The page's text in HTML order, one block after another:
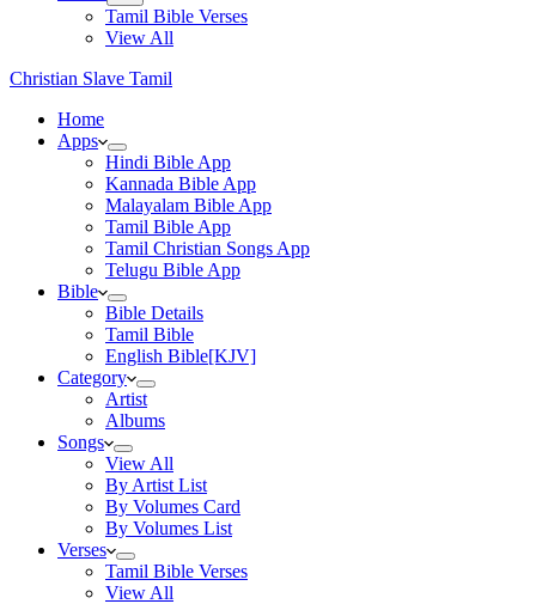
Tamil Bible Verses
View All
Christian Slave Tamil
Home
Apps
Hindi Bible App
Kannada Bible App
Malayalam Bible App
Tamil Bible App
Tamil Christian Songs App
Telugu Bible App
Bible
Bible Details
Tamil Bible
English Bible[KJV]
Category
Artist
Albums
Songs
View All
By Artist List
By Volumes Card
By Volumes List
Verses
Tamil Bible Verses
View All